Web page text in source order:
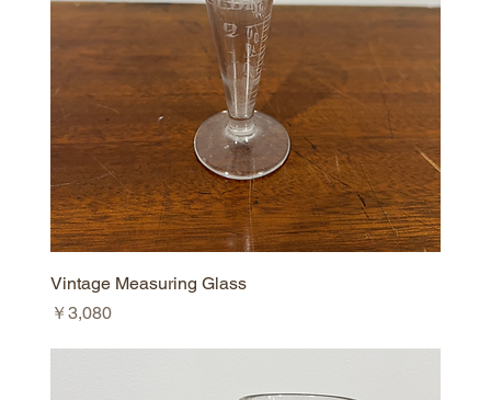
Vintage Measuring Glass
価格
￥3,080